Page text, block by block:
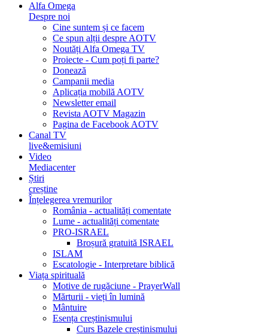
Alfa Omega
Despre noi
Cine suntem și ce facem
Ce spun alții despre AOTV
Noutăți Alfa Omega TV
Proiecte - Cum poți fi parte?
Donează
Campanii media
Aplicația mobilă AOTV
Newsletter email
Revista AOTV Magazin
Pagina de Facebook AOTV
Canal TV
live&emisiuni
Video
Mediacenter
Știri
creștine
Înțelegerea vremurilor
România - actualități comentate
Lume - actualități comentate
PRO-ISRAEL
Broșură gratuită ISRAEL
ISLAM
Escatologie - Interpretare biblică
Viața spirituală
Motive de rugăciune - PrayerWall
Mărturii - vieți în lumină
Mântuire
Esența creștinismului
Curs Bazele creștinismului